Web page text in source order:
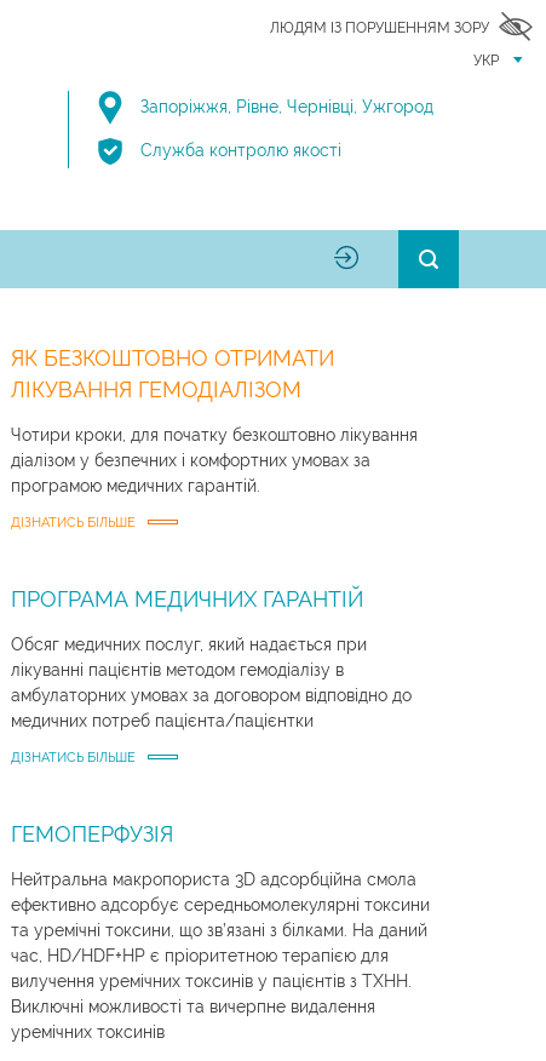
ЛЮДЯМ ІЗ ПОРУШЕННЯМ ЗОРУ
УКР
Запоріжжя Рівне Чернівці Ужгород
Служба контролю якості
ЯК БЕЗКОШТОВНО ОТРИМАТИ
ЛІКУВАННЯ ГЕМОДІАЛІЗОМ
Чотири кроки, для початку безкоштовно лікування
діалізом у безпечних і комфортних умовах за
програмою медичних гарантій.
ДІЗНАТИСЬ БІЛЬШЕ
ПРОГРАМА МЕДИЧНИХ ГАРАНТІЙ
Обсяг медичних послуг, який надається при
лікуванні пацієнтів методом гемодіалізу в
амбулаторних умовах за договором відповідно до
медичних потреб пацієнта/пацієнтки
ДІЗНАТИСЬ БІЛЬШЕ
ГЕМОПЕРФУЗІЯ
Нейтральна макропориста 3D адсорбційна смола
ефективно адсорбує середньомолекулярні токсини
та уремічні токсини, що зв’язані з білками. На даний
час, HD/HDF+HP є пріоритетною терапією для
вилучення уремічних токсинів у пацієнтів з ТХНН.
Виключні можливості та вичерпне видалення
уремічних токсинів